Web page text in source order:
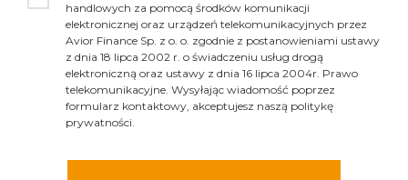
handlowych za pomocą środków komunikacji
elektronicznej oraz urządzeń telekomunikacyjnych przez
Avior Finance Sp. z o. o. zgodnie z postanowieniami ustawy
z dnia 18 lipca 2002 r. o świadczeniu usług drogą
elektroniczną oraz ustawy z dnia 16 lipca 2004r. Prawo
telekomunikacyjne. Wysyłając wiadomość poprzez
formularz kontaktowy, akceptujesz naszą politykę
prywatności.